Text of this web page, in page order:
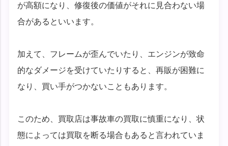
が高額になり、修復後の価値がそれに見合わない場
合があるといいます。
加えて、フレームが歪んでいたり、エンジンが致命
的なダメージを受けていたりすると、再販が困難に
なり、買い手がつかないこともあります。
このため、買取店は事故車の買取に慎重になり、状
態によっては買取を断る場合もあると言われていま